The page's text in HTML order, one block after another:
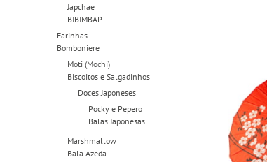
Japchae
BIBIMBAP
Farinhas
Bomboniere
Moti (Mochi)
Biscoitos e Salgadinhos
Doces Japoneses
Pocky e Pepero
Balas Japonesas
Marshmallow
Bala Azeda